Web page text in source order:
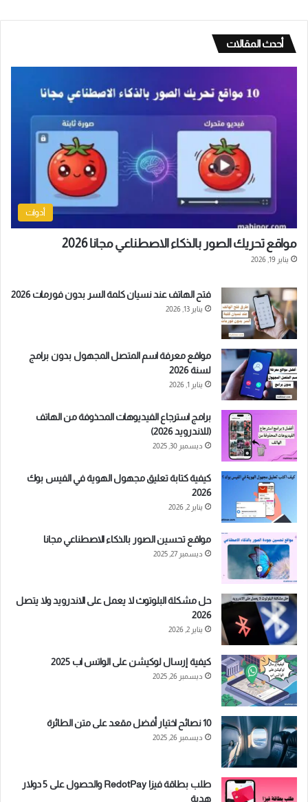
أحدث المقالات
أدوات
مواقع تحريك الصور بالذكاء الاصطناعي مجانا 2026
يناير 19, 2026
فتح الهاتف عند نسيان كلمة السر بدون فورمات 2026
يناير 13, 2026
مواقع معرفة اسم المتصل المجهول بدون برامج
لسنة 2026
يناير 1, 2026
برامج استرجاع الفيديوهات المحذوفة من الهاتف
(للاندرويد 2026)
ديسمبر 30, 2025
كيفية كتابة تعليق مجهول الهوية في الفيس بوك
2026
يناير 2, 2026
مواقع تحسين الصور بالذكاء الاصطناعي مجانا
ديسمبر 27, 2025
حل مشكلة البلوتوث لا يعمل على الاندرويد ولا يتصل
2026
يناير 2, 2026
كيفية إرسال لوكيشن على الواتس اب 2025
ديسمبر 26, 2025
10 نصائح اختيار أفضل مقعد على متن الطائرة
ديسمبر 26, 2025
طلب بطاقة فيزا RedotPay والحصول على 5 دولار
هدية